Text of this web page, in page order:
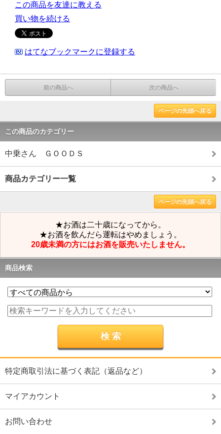
この商品を友達に教える
買い物を続ける
はてなブックマークに登録する
前の商品へ 次の商品へ
ページの先頭へ戻る
この商品のカテゴリー
中乗さん ＧＯＯＤＳ
商品カテゴリー一覧
ページの先頭へ戻る
★お酒は二十歳になってから。
★お酒を飲んだら運転はやめましょう。
20歳未満の方にはお酒を販売いたしません。
商品検索
特定商取引法に基づく表記（返品など）
マイアカウント
お問い合わせ